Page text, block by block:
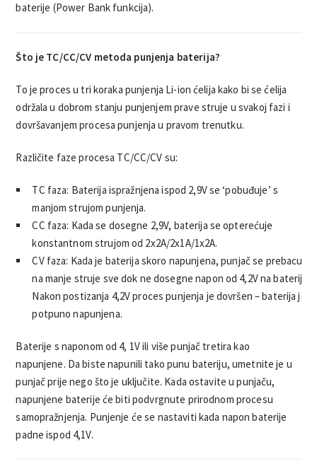
baterije (Power Bank funkcija).
Što je TC/CC/CV metoda punjenja baterija?
To je proces u tri koraka punjenja Li-ion ćelija kako bi se ćelija
održala u dobrom stanju punjenjem prave struje u svakoj fazi i
dovršavanjem procesa punjenja u pravom trenutku.
Različite faze procesa TC/CC/CV su:
TC faza: Baterija ispražnjena ispod 2,9V se ‘pobuđuje’ s
manjom strujom punjenja.
CC faza: Kada se dosegne 2,9V, baterija se opterećuje
konstantnom strujom od 2x2A/2x1A/1x2A.
CV faza: Kada je baterija skoro napunjena, punjač se prebacuje
na manje struje sve dok ne dosegne napon od 4,2V na bateriji.
Nakon postizanja 4,2V proces punjenja je dovršen – baterija je
potpuno napunjena.
Baterije s naponom od 4, 1V ili više punjač tretira kao
napunjene. Da biste napunili tako punu bateriju, umetnite je u
punjač prije nego što je uključite. Kada ostavite u punjaču,
napunjene baterije će biti podvrgnute prirodnom procesu
samopražnjenja. Punjenje će se nastaviti kada napon baterije
padne ispod 4,1V.